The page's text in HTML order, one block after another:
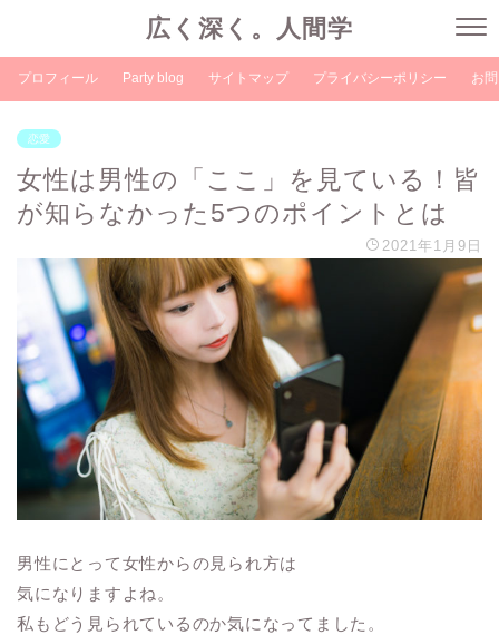
広く深く。人間学
プロフィール Party blog サイトマップ プライバシーポリシー お
恋愛
女性は男性の「ここ」を見ている！皆
が知らなかった5つのポイントとは
2021年1月9日
男性にとって女性からの見られ方は
気になりますよね。
私もどう見られているのか気になってました。